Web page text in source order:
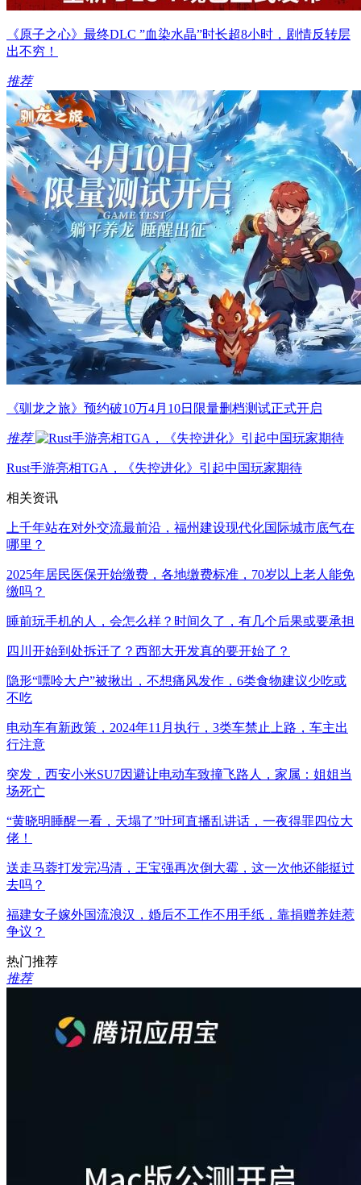
《原子之心》最终DLC ”血染水晶”时长超8小时，剧情反转层
出不穷！
推荐
《驯龙之旅》预约破10万4月10日限量删档测试正式开启
推荐
Rust手游亮相TGA，《失控进化》引起中国玩家期待
相关资讯
上千年站在对外交流最前沿，福州建设现代化国际城市底气在
哪里？
2025年居民医保开始缴费，各地缴费标准，70岁以上老人能免
缴吗？
睡前玩手机的人，会怎么样？时间久了，有几个后果或要承担
四川开始到处拆迁了？西部大开发真的要开始了？
隐形“嘌呤大户”被揪出，不想痛风发作，6类食物建议少吃或
不吃
电动车有新政策，2024年11月执行，3类车禁止上路，车主出
行注意
突发，西安小米SU7因避让电动车致撞飞路人，家属：姐姐当
场死亡
“黄晓明睡醒一看，天塌了”叶珂直播乱讲话，一夜得罪四位大
佬！
送走马蓉打发完冯清，王宝强再次倒大霉，这一次他还能挺过
去吗？
福建女子嫁外国流浪汉，婚后不工作不用手纸，靠捐赠养娃惹
争议？
热门推荐
推荐